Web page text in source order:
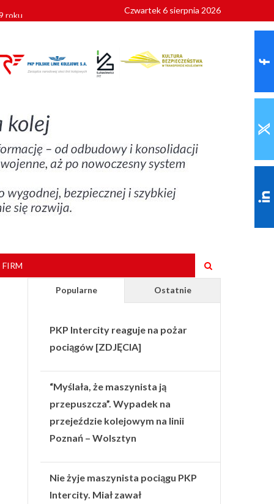
Czwartek 6 sierpnia 2026
Popularne Ostatnie
PKP Intercity reaguje na pożar
pociągów [ZDJĘCIA]
“Myślała, że maszynista ją
przepuszcza”. Wypadek na
przejeździe kolejowym na linii
Poznań – Wolsztyn
Nie żyje maszynista pociągu PKP
Intercity. Miał zawał